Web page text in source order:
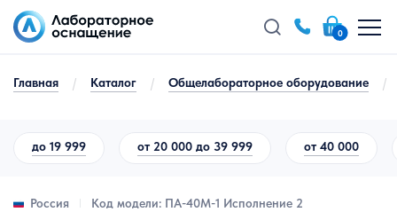
0
Главная / Каталог / Общелабораторное оборудование /
до 19 999 от 20 000 до 39 999 от 40 000
Россия Код модели: ПА-40М-1 Исполнение 2